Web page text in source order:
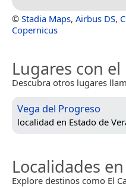
© Stadia Maps, Airbus DS,
Copernicus
Lugares con
Descubra otros lugares
Vega del Progreso
localidad en Estado de
Localidades
Explore destinos como El